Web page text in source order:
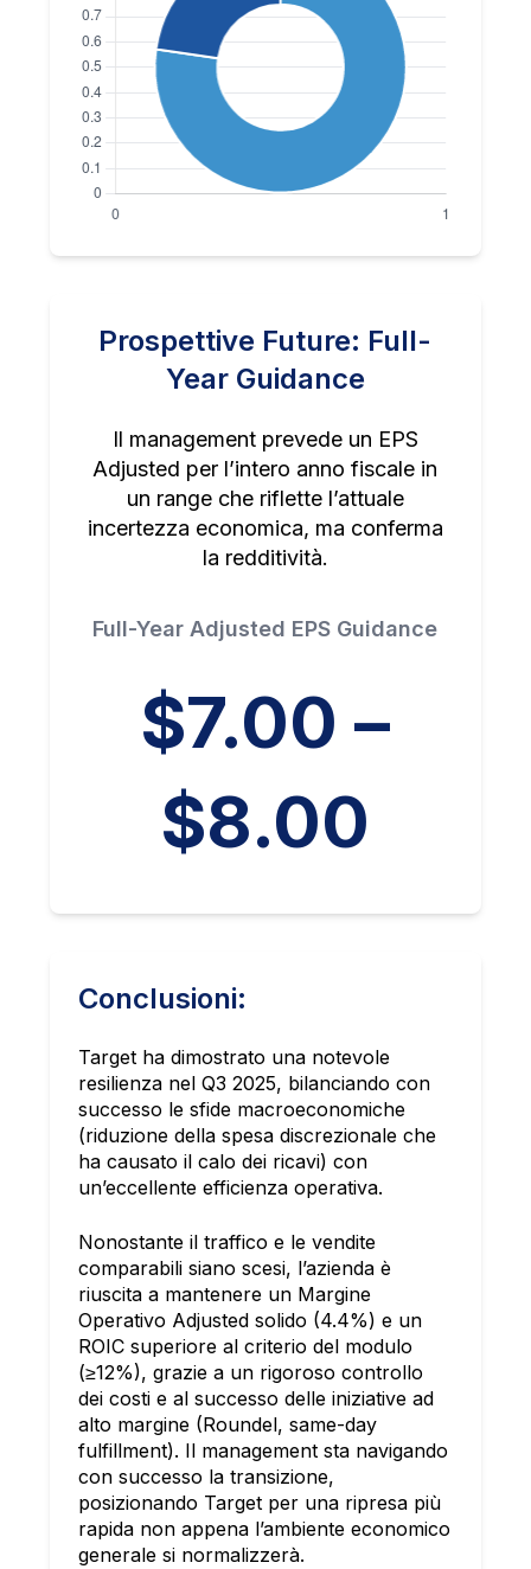
Prospettive Future: Full-
Year Guidance
Il management prevede un EPS
Adjusted per l’intero anno fiscale in
un range che riflette l’attuale
incertezza economica, ma conferma
la redditività.
Full-Year Adjusted EPS Guidance
$7.00 –
$8.00
Conclusioni:
Target ha dimostrato una notevole
resilienza nel Q3 2025, bilanciando con
successo le sfide macroeconomiche
(riduzione della spesa discrezionale che
ha causato il calo dei ricavi) con
un’eccellente efficienza operativa.
Nonostante il traffico e le vendite
comparabili siano scesi, l’azienda è
riuscita a mantenere un Margine
Operativo Adjusted solido (4.4%) e un
ROIC superiore al criterio del modulo
(≥12%), grazie a un rigoroso controllo
dei costi e al successo delle iniziative ad
alto margine (Roundel, same-day
fulfillment). Il management sta navigando
con successo la transizione,
posizionando Target per una ripresa più
rapida non appena l’ambiente economico
generale si normalizzerà.